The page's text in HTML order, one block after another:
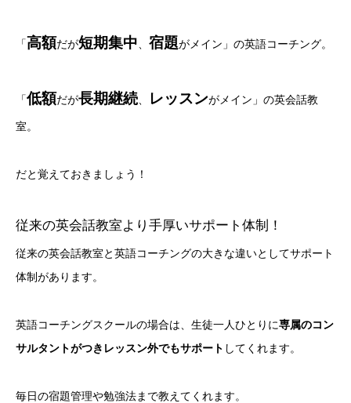
「高額だが短期集中 宿題がメイン」の英語コーチング。
「低額だが長期継続、 レッスンがメイン」の英会話教
室。
だと覚えておきましょう！
従来の英会話教室より手厚いサポート体制！
従来の英会話教室と英語コーチングの大きな違いとしてサポート
体制があります。
英語コーチングスクールの場合は、生徒一人ひとりに専属のコン
サルタントがつきレッスン外でもサポート してくれます。
毎日の宿題管理や勉強法まで教えてくれます。